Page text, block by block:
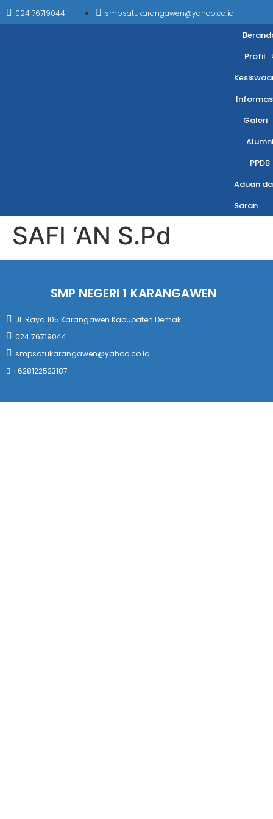
024 76719044 smpsatukarangawen@yahoo.co.id
Profil
Galeri
Alumni
PPDB
Aduan
Saran
SAFI ‘AN S.Pd
SMP NEGERI 1 KARANGAWEN
Jl. Raya 105 Karangawen Kabupaten Demak
024 76719044
smpsatukarangawen@yahoo.co.id
+628122523187